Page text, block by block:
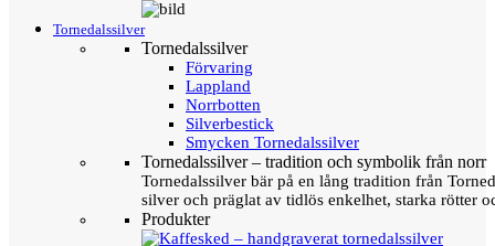
Tornedalssilver
Tornedalssilver
Förvaring
Lappland
Norrbotten
Silverbestick
Smycken Tornedalssilver
Tornedalssilver – tradition och symbolik från norr
Tornedalssilver bär på en lång tradition från
silver och präglat av tidlös enkelhet, starka rötter
Produkter